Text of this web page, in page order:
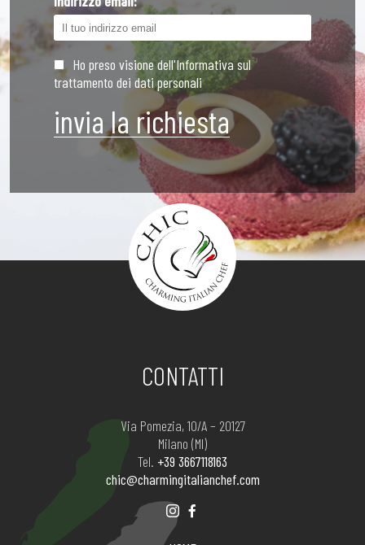
Ho preso visione dell'Informativa sul
trattamento dei dati personali
CONTATTI
Via Pomezia, 10/A – 20127
Milano (MI)
Tel. +39 3667118163
chic@charmingitalianchef.com